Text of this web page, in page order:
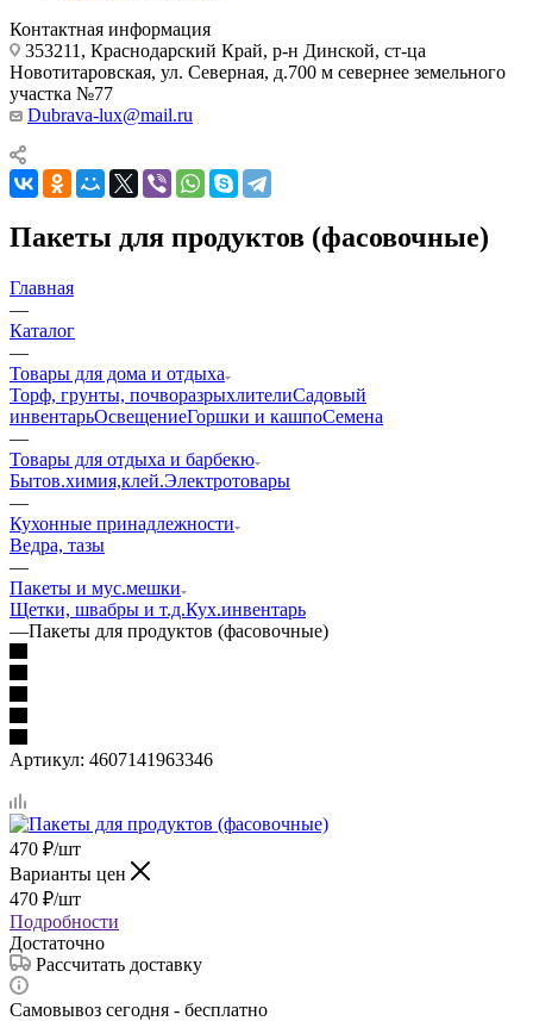
Контактная информация
353211, Краснодарский Край, р-н Динской, ст-ца
Новотитаровская, ул. Северная, д.700 м севернее земельного
участка №77
Dubrava-lux@mail.ru
Пакеты для продуктов (фасовочные)
Главная
—
Каталог
—
Товары для дома и отдыха
Торф, грунты, почворазрыхлителиСадовый
инвентарьОсвещениеГоршки и кашпоСемена
—
Товары для отдыха и барбекю
Бытов.химия,клей.Электротовары
—
Кухонные принадлежности
Ведра, тазы
—
Пакеты и мус.мешки
Щетки, швабры и т.д.Кух.инвентарь
—Пакеты для продуктов (фасовочные)
Артикул: 4607141963346
470 ₽/шт
Варианты цен
470 ₽/шт
Подробности
Достаточно
Рассчитать доставку
Самовывоз сегодня - бесплатно